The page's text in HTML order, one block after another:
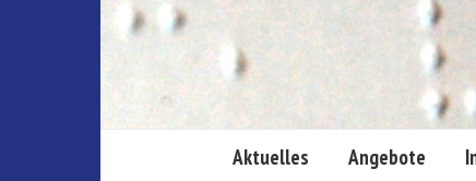
Aktuelles Angebote